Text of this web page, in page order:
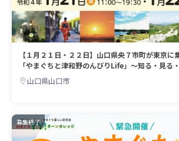
【１月２１日・２２日】山口県央７市町が東京に
「やまぐちと津和野のんびりLife」～知る・見る
山口県山口市
募集終了